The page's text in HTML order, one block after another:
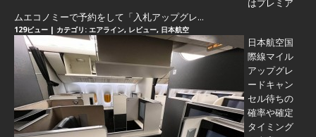
はプレミア
ムエコノミーで予約をして「入札アップグレ...
129ビュー | カテゴリ: エアライン, レビュー, 日本航空
日本航空国
際線マイル
アップグレ
ードキャン
セル待ちの
確率や確定
タイミング